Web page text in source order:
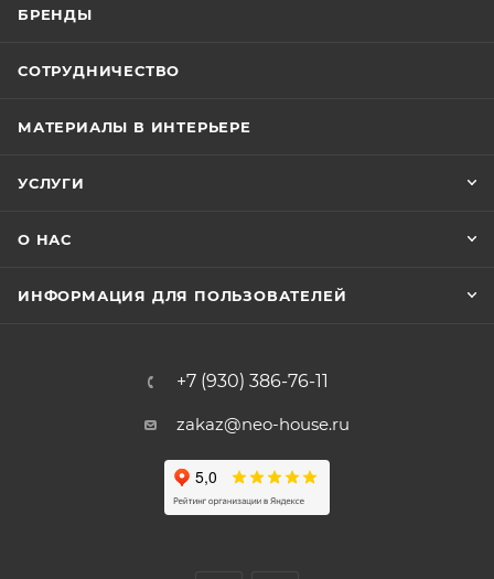
БРЕНДЫ
СОТРУДНИЧЕСТВО
МАТЕРИАЛЫ В ИНТЕРЬЕРЕ
УСЛУГИ
О НАС
ИНФОРМАЦИЯ ДЛЯ ПОЛЬЗОВАТЕЛЕЙ
+7 (930) 386-76-11
zakaz@neo-house.ru